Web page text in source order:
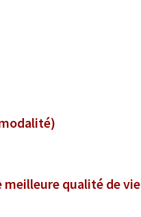
meilleure qualité de vie